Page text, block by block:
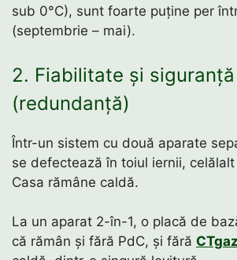
sub 0°C), sunt foarte puține per
(septembrie – mai).
2. Fiabilitate și
(redundanță)
Într-un sistem cu două aparate
se defectează în toiul iernii,
Casa rămâne caldă.
La un aparat 2-în-1, o placă de
că rămân și fără PdC, și fără CTgaz